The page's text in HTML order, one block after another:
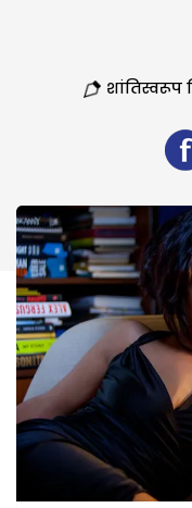
शांतिस्वरूप